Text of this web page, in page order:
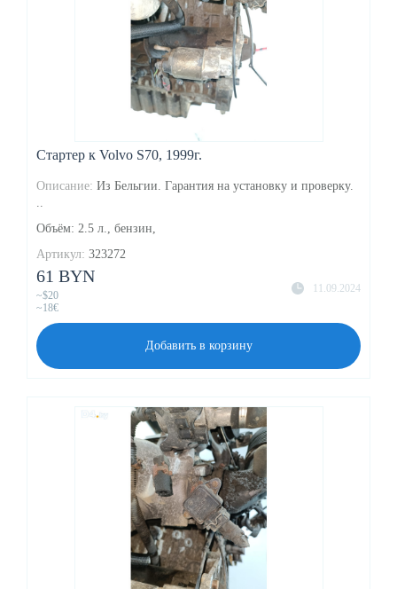
Стартер к Volvo S70, 1999г.
Описание: Из Бельгии. Гарантия на установку и проверку.
..
Объём: 2.5 л., бензин,
Артикул: 323272
11.09.2024
61 BYN
~$20
~18€
Добавить в корзину